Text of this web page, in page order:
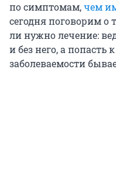
по симптомам,чем
сегодня поговорим о
ли нужно лечение:
и без него, а попасть
заболеваемости